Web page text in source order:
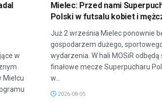
w
Mielcu
Mielec: Przed nami
Polski w futsalu kobiet i
Już 2 września Mielec ponownie
gospodarzem dużego,
wydarzenia. W hali MOSiR odbędą
finałowe mecze Superpucharu
w...
2026-08-05